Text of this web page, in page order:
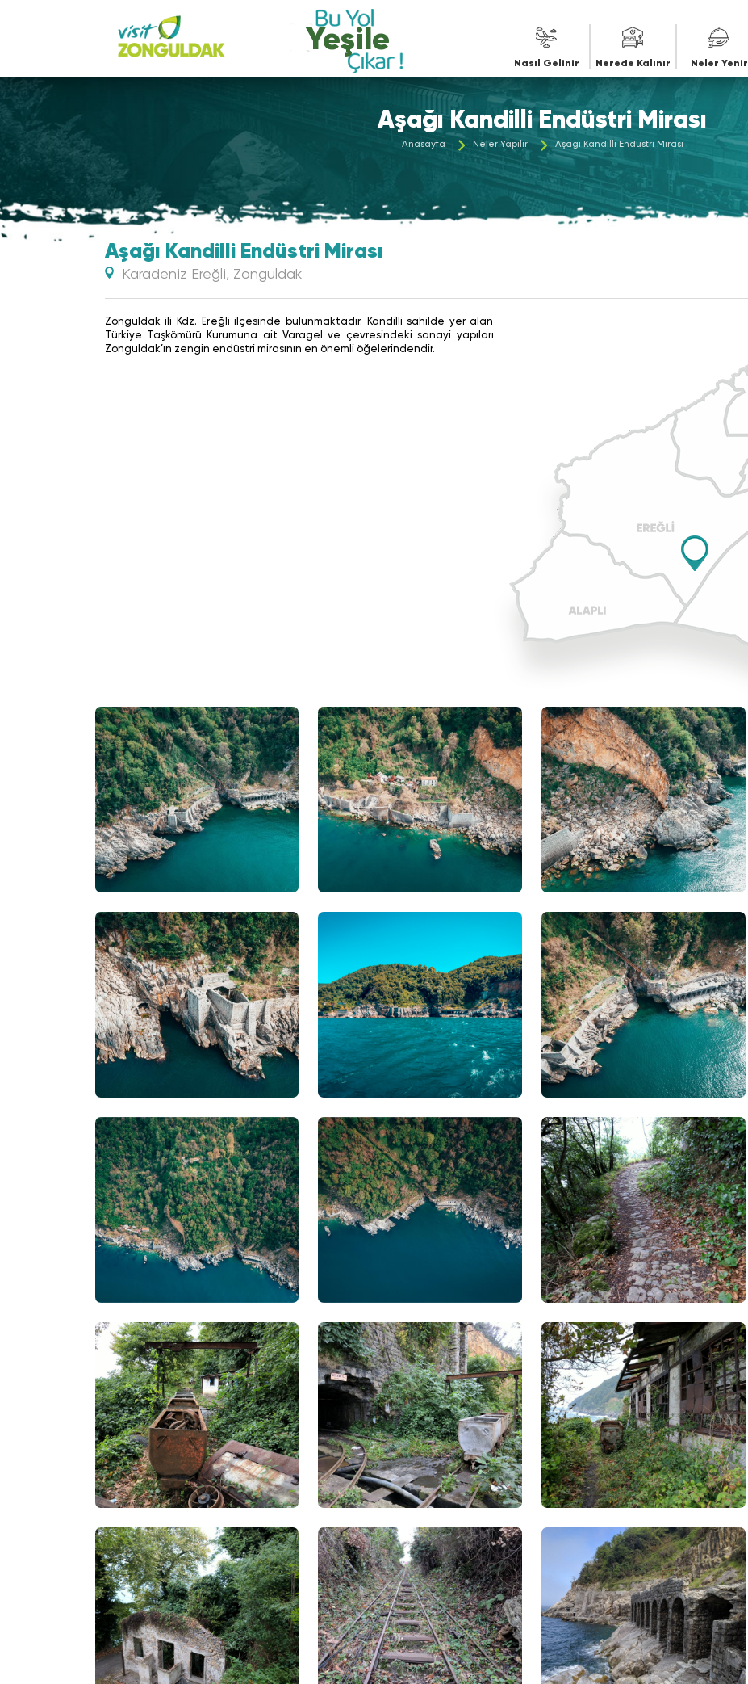
Nasıl Gelinir Nerede Kalınır Neler Yenir
Aşağı Kandilli Endüstri Mirası
Anasayfa Neler Yapılır Aşağı Kandilli Endüstri Mirası
Aşağı Kandilli Endüstri Mirası
Karadeniz Ereğli, Zonguldak
Zonguldak ili Kdz. Ereğli ilçesinde bulunmaktadır. Kandilli sahilde yer alan
Türkiye Taşkömürü Kurumuna ait Varagel ve çevresindeki sanayi yapıları
Zonguldak’ın zengin endüstri mirasının en önemli öğelerindendir.